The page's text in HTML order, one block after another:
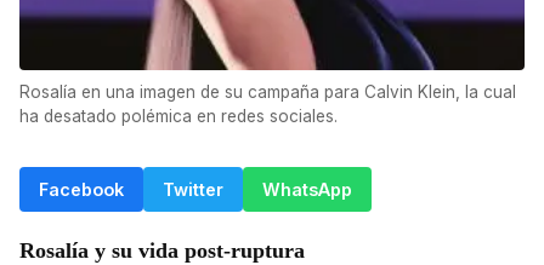
Rosalía en una imagen de su campaña para Calvin Klein, la cual
ha desatado polémica en redes sociales.
Facebook Twitter WhatsApp
Rosalía y su vida post-ruptura